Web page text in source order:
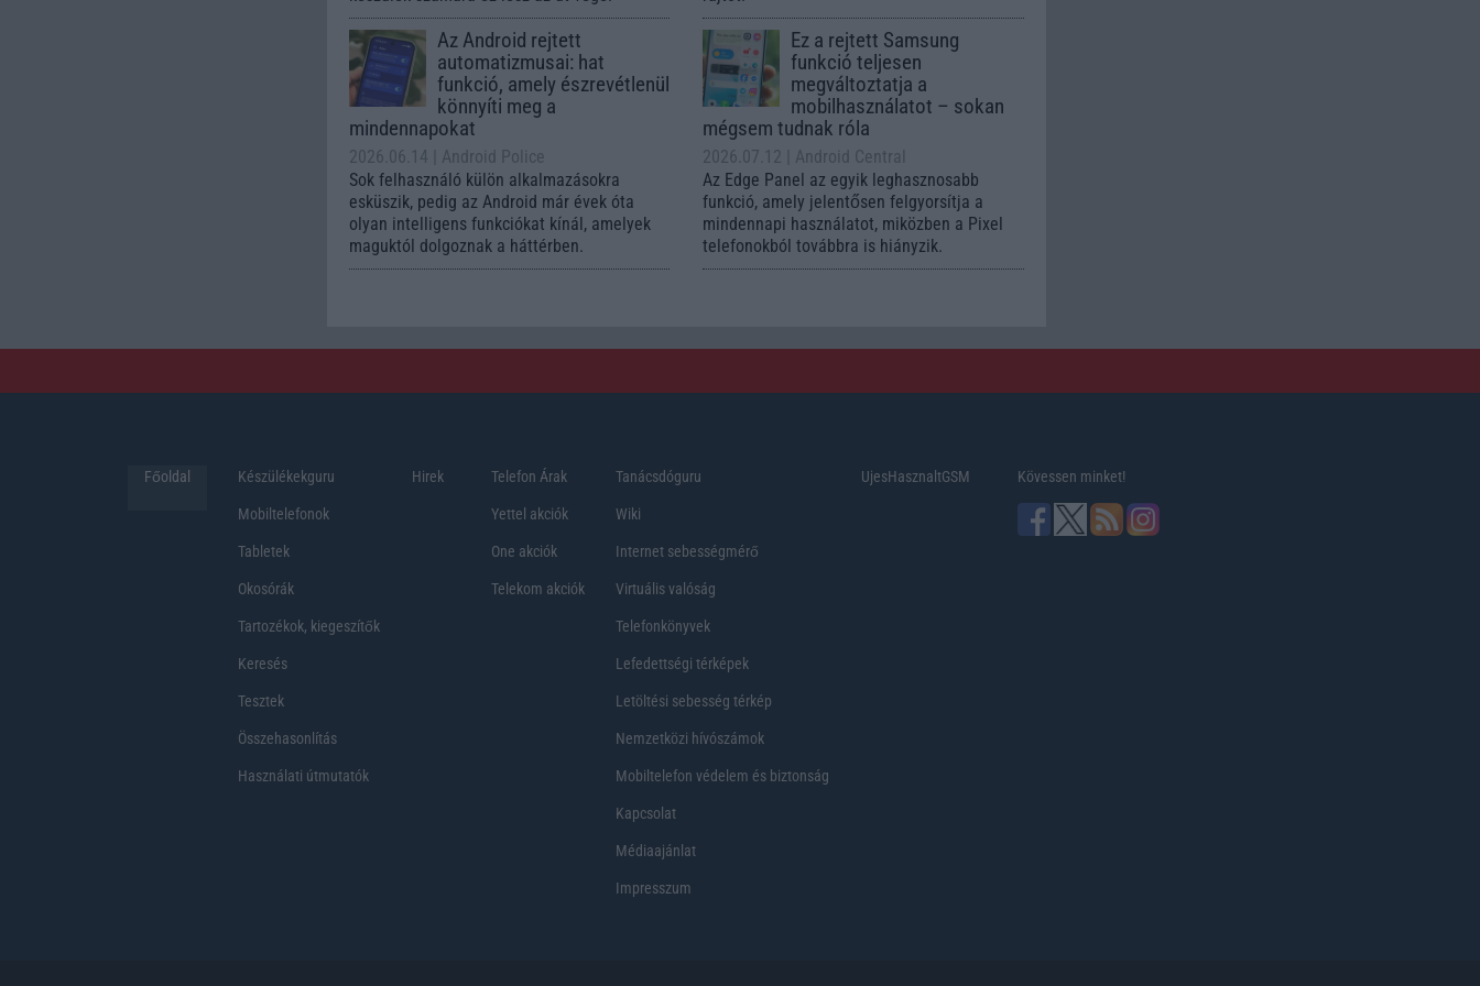
Az Android rejtett
automatizmusai: hat
funkció, amely észrevétlenül
könnyíti meg a
mindennapokat
2026.06.14
| Android Police
Sok felhasználó külön alkalmazásokra
esküszik, pedig az Android már évek óta
olyan intelligens funkciókat kínál, amelyek
maguktól dolgoznak a háttérben.
Ez a rejtett Samsung
funkció teljesen
megváltoztatja a
mobilhasználatot – sokan
mégsem tudnak róla
2026.07.12
| Android Central
Az Edge Panel az egyik leghasznosabb
funkció, amely jelentősen felgyorsítja a
mindennapi használatot, miközben a Pixel
telefonokból továbbra is hiányzik.
Főoldal Készülékekguru
Mobiltelefonok
Tabletek
Okosórák
Tartozékok, kiegeszítők
Keresés
Tesztek
Összehasonlítás
Használati útmutatók
Hirek Telefon Árak
Yettel akciók
One akciók
Telekom akciók
Tanácsdóguru
Wiki
Internet sebességmérő
Virtuális valóság
Telefonkönyvek
Lefedettségi térképek
Letöltési sebesség térkép
Nemzetközi hívószámok
Mobiltelefon védelem és biztonság
Kapcsolat
Médiaajánlat
Impresszum
UjesHasznaltGSM Kövessen minket!